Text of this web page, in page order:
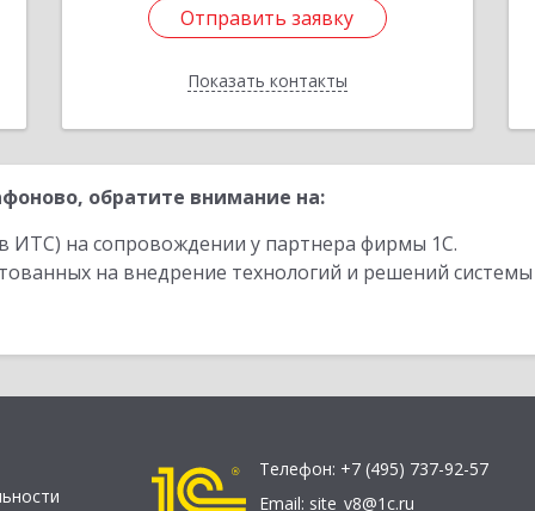
Отправить заявку
Показать контакты
Отправить заявку
Назад
обратите внимание на:
ИТС) на сопровождении у партнера фирмы 1С.
на внедрение технологий и решений
Телефон: +7 (495) 737-92-57
Email: site_v8@1c.ru